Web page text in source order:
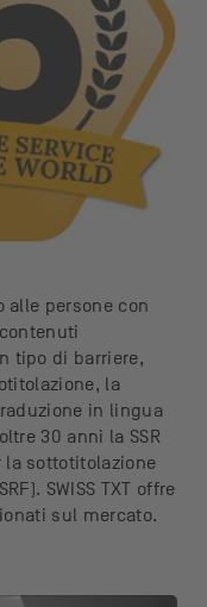
alle persone con
tipo di barriere,
la
in lingua
30 anni la SSR
la sottotitolazione
SWISS TXT offre
sul mercato.